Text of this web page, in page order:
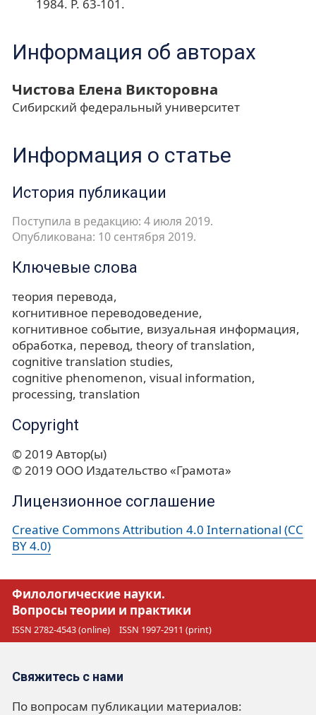
1984. P. 63-101.
Информация об авторах
Чистова Елена Викторовна
Сибирский федеральный университет
Информация о статье
История публикации
Поступила в редакцию: 4 июля 2019.
Опубликована: 10 сентября 2019.
Ключевые слова
теория перевода
когнитивное переводоведение
когнитивное событие визуальная информация
обработка перевод theory of translation
cognitive translation studies
cognitive phenomenon visual information
processing translation
Copyright
© 2019 Автор(ы)
© 2019 ООО Издательство «Грамота»
Лицензионное соглашение
Creative Commons Attribution 4.0 International (CC
BY 4.0)
Филологические науки.
Вопросы теории и практики
ISSN 2782-4543 (online) ISSN 1997-2911 (print)
Свяжитесь с нами
По вопросам публикации материалов: